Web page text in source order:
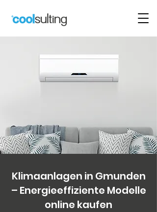
Klimaanlagen in Gmunden
– Energieeffiziente Modelle
online kaufen